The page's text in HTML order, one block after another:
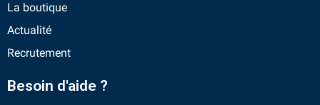
La boutique
Actualité
Recrutement
Besoin d'aide ?